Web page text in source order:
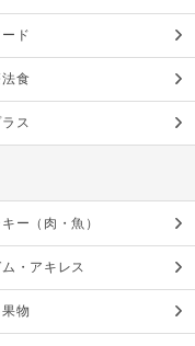
ド
食
ス
ー（肉・魚）
・アキレス
物